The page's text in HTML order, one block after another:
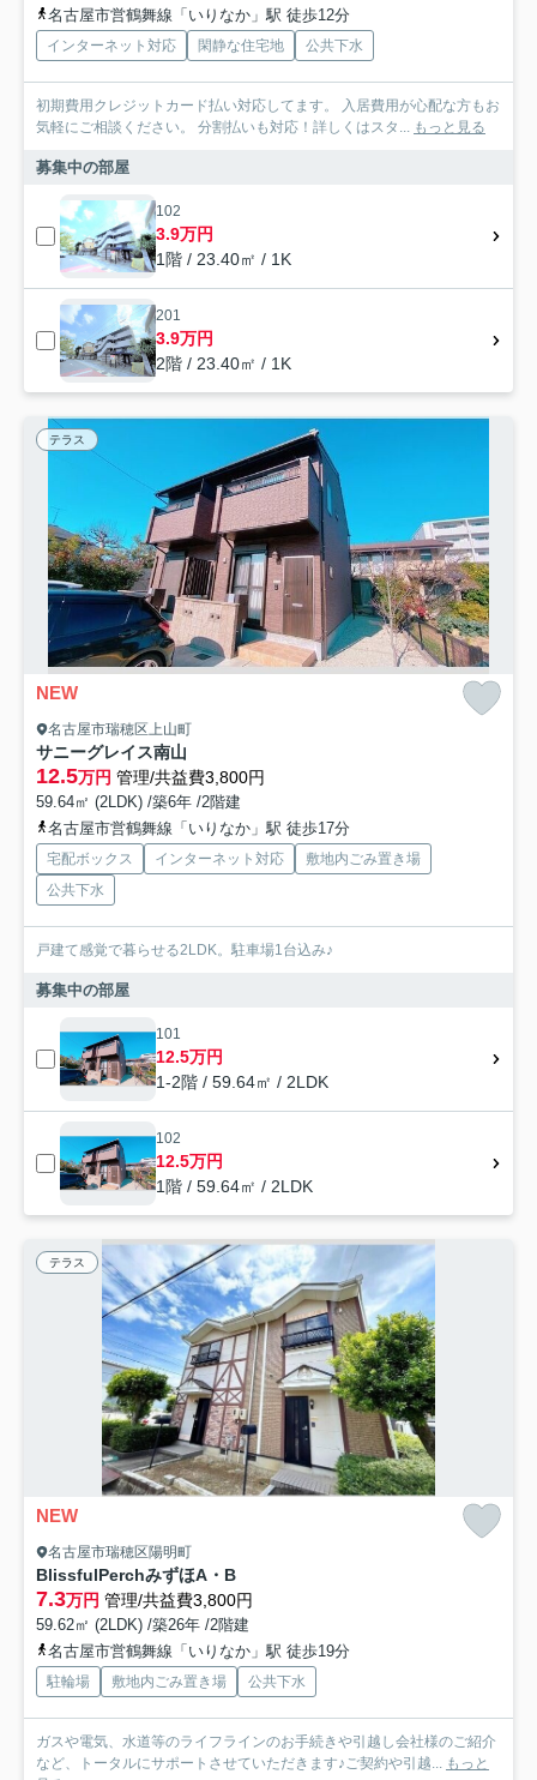
名古屋市営鶴舞線「いりなか」駅 徒歩12分
インターネット対応 閑静な住宅地 公共下水
初期費用クレジットカード払い対応してます。 入居費用が心配な方もお
気軽にご相談ください。 分割払いも対応！詳しくはスタ... もっと見る
募集中の部屋
102
3.9万円
1階 / 23.40㎡ / 1K
201
3.9万円
2階 / 23.40㎡ / 1K
テラス
NEW
名古屋市瑞穂区上山町
サニーグレイス南山
12.5万円 管理/共益費3,800円
59.64㎡ (2LDK) /築6年 /2階建
名古屋市営鶴舞線「いりなか」駅 徒歩17分
宅配ボックス インターネット対応
敷地内ごみ置き場
公共下水
戸建て感覚で暮らせる2LDK。駐車場1台込み♪
募集中の部屋
101
12.5万円
1-2階 / 59.64㎡ / 2LDK
102
12.5万円
1階 / 59.64㎡ / 2LDK
テラス
NEW
名古屋市瑞穂区陽明町
BlissfulPerchみずほA・B
7.3万円 管理/共益費3,800円
59.62㎡ (2LDK) /築26年 /2階建
名古屋市営鶴舞線「いりなか」駅 徒歩19分
駐輪場 敷地内ごみ置き場 公共下水
ガスや電気、水道等のライフラインのお手続きや引越し会社様のご紹介
など、トータルにサポートさせていただきます♪ご契約や引越... もっと